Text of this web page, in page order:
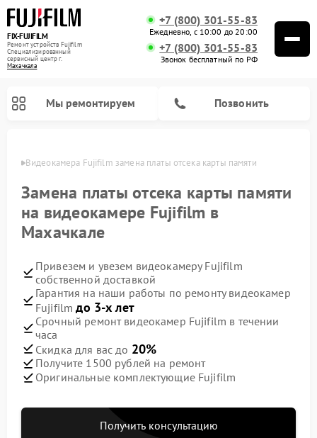
FIX-FUJIFILM
Ремонт устройств Fujifilm
Специализированный
cервисный центр г.
Махачкала
+7 (800) 301-55-83
Ежедневно, с 10:00 до 20:00
+7 (800) 301-55-83
Звонок бесплатный по РФ
Мы ремонтируем Позвонить
Видеокамера Fujifilm замена платы отсека карты памяти
Замена платы отсека карты памяти
на видеокамере Fujifilm в
Махачкале
Привезем и увезем видеокамеру Fujifilm
собственной доставкой
Гарантия на наши работы по ремонту видеокамер
Fujifilmдо 3-х лет
Срочный ремонт видеокамер Fujifilm в течении
часа
Скидка для вас до 20%
Получите 1500 рублей на ремонт
Оригинальные комплектующие Fujifilm
Получить консультацию